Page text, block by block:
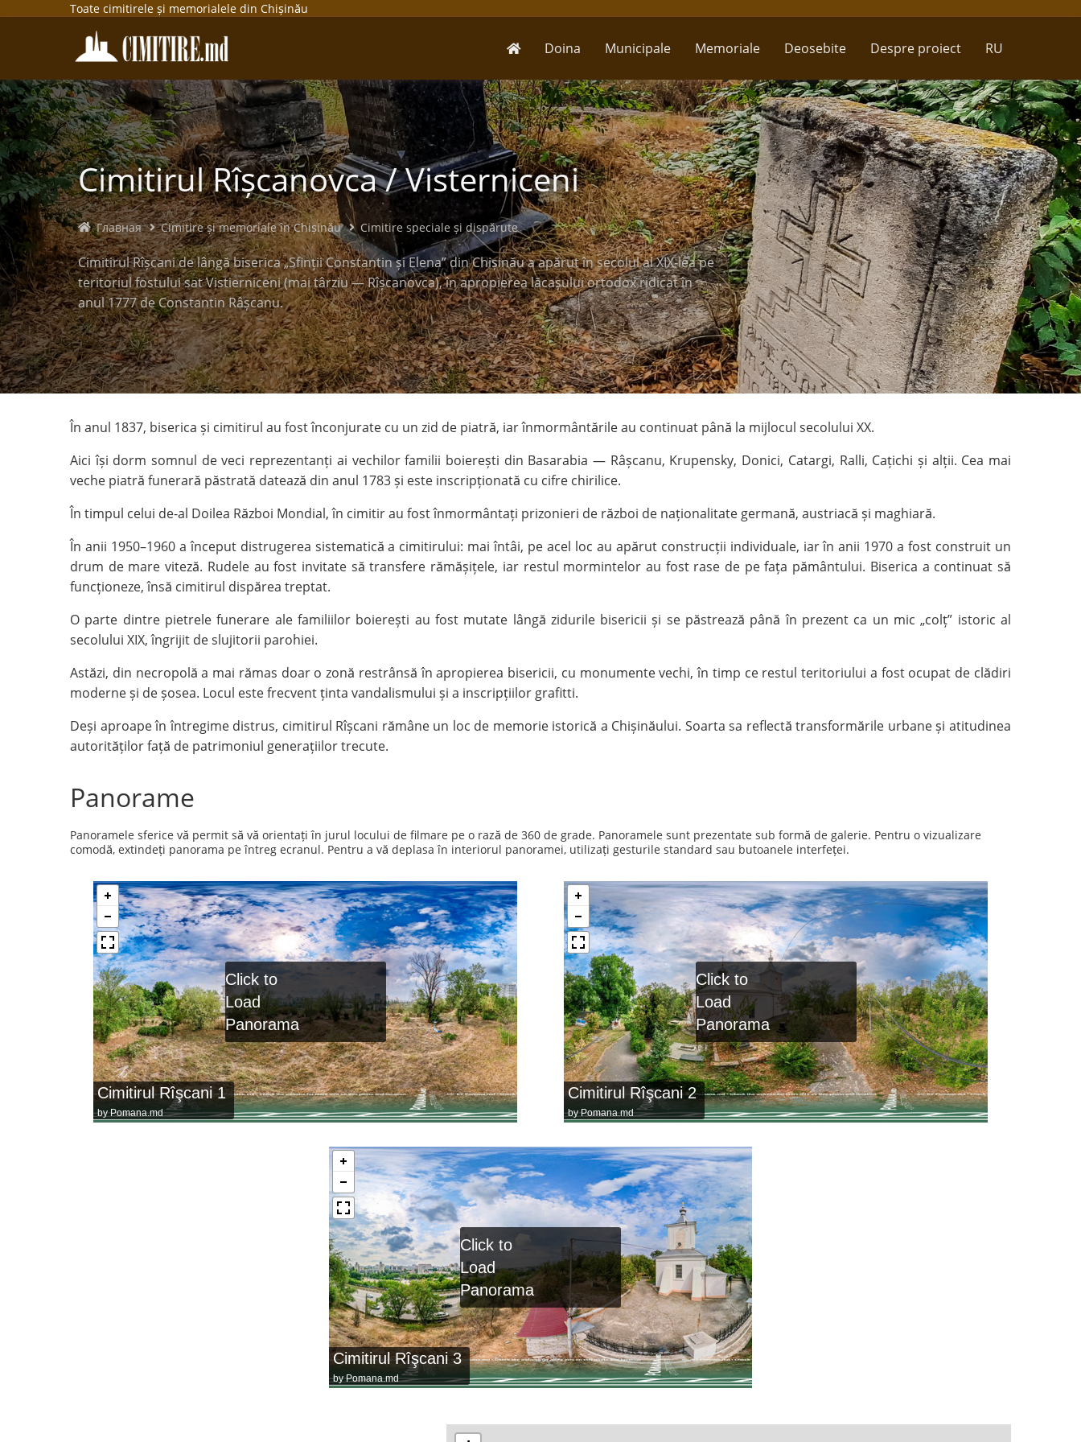
Toate cimitirele și memorialele din Chișinău
Doina Municipale Memoriale Deosebite Despre proiect RU
Cimitirul Rîșcanovca / Visterniceni
Главная Cimitire și memoriale în Chișinău Cimitire speciale și dispărute
Cimitirul Rîșcani de lângă biserica „Sfinții Constantin și Elena” din Chișinău a apărut în secolul al XIX-lea pe
teritoriul fostului sat Vistierniceni (mai târziu — Rîșcanovca), în apropierea lăcașului ortodox ridicat în
anul 1777 de Constantin Râșcanu.
În anul 1837, biserica și cimitirul au fost înconjurate cu un zid de piatră, iar înmormântările au continuat până la mijlocul secolului XX.
Aici își dorm somnul de veci reprezentanți ai vechilor familii boierești din Basarabia — Râșcanu, Krupensky, Donici, Catargi, Ralli, Cațichi și alții. Cea mai
veche piatră funerară păstrată datează din anul 1783 și este inscripționată cu cifre chirilice.
În timpul celui de-al Doilea Război Mondial, în cimitir au fost înmormântați prizonieri de război de naționalitate germană, austriacă și maghiară.
În anii 1950–1960 a început distrugerea sistematică a cimitirului: mai întâi, pe acel loc au apărut construcții individuale, iar în anii 1970 a fost construit un
drum de mare viteză. Rudele au fost invitate să transfere rămășițele, iar restul mormintelor au fost rase de pe fața pământului. Biserica a continuat să
funcționeze, însă cimitirul dispărea treptat.
O parte dintre pietrele funerare ale familiilor boierești au fost mutate lângă zidurile bisericii și se păstrează până în prezent ca un mic „colț” istoric al
secolului XIX, îngrijit de slujitorii parohiei.
Astăzi, din necropolă a mai rămas doar o zonă restrânsă în apropierea bisericii, cu monumente vechi, în timp ce restul teritoriului a fost ocupat de clădiri
moderne și de șosea. Locul este frecvent ținta vandalismului și a inscripțiilor grafitti.
Deși aproape în întregime distrus, cimitirul Rîșcani rămâne un loc de memorie istorică a Chișinăului. Soarta sa reflectă transformările urbane și atitudinea
autorităților față de patrimoniul generațiilor trecute.
Panorame
Panoramele sferice vă permit să vă orientați în jurul locului de filmare pe o rază de 360 de grade. Panoramele sunt prezentate sub formă de galerie. Pentru o vizualizare
comodă, extindeți panorama pe întreg ecranul. Pentru a vă deplasa în interiorul panoramei, utilizați gesturile standard sau butoanele interfeței.
Cimitirul Rîşcani 1
byPomana.md
Click to
Load
Panorama
Cimitirul Rîşcani 2
byPomana.md
Click to
Load
Panorama
Cimitirul Rîşcani 3
byPomana.md
Click to
Load
Panorama